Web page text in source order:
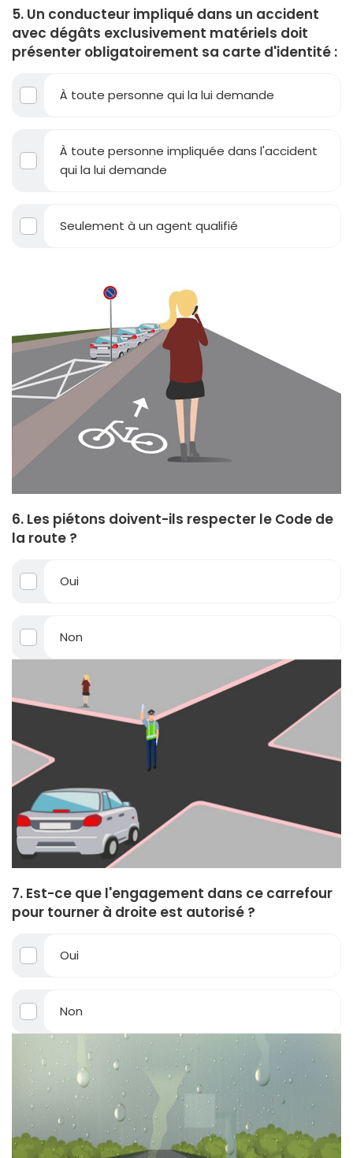
5. Un conducteur impliqué dans un accident
avec dégâts exclusivement matériels doit
présenter obligatoirement sa carte d'identité :
À toute personne qui la lui demande
À toute personne impliquée dans l'accident
qui la lui demande
Seulement à un agent qualifié
6. Les piétons doivent-ils respecter le Code de
la route ?
Oui
Non
7. Est-ce que l'engagement dans ce carrefour
pour tourner à droite est autorisé ?
Oui
Non